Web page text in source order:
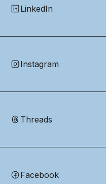
LinkedIn
Instagram
Threads
Facebook